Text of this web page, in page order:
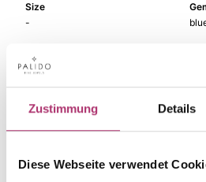
Zustimmung Details
Diese Webseite verwendet
Size
-
Colored stone
The